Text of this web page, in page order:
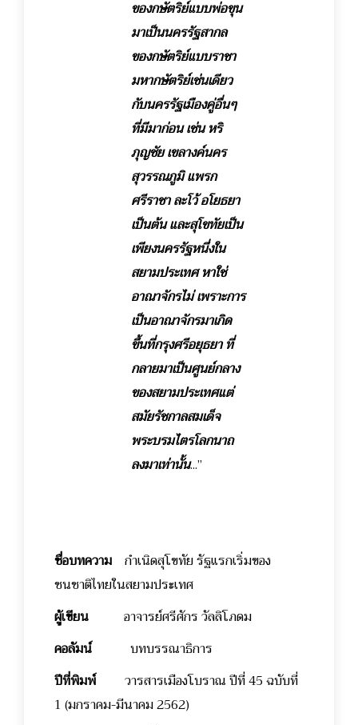
ของกษัตริย์แบบพ่อขุน
มาเป็นนครรัฐสากล
ของกษัตริย์แบบราชา
มหากษัตริย์เช่นเดียว
กับนครรัฐเมืองคู่อื่นๆ
ที่มีมาก่อน เช่น หริ
ภุญชัย เขลางค์นคร
สุวรรณภูมิ แพรก
ศรีราชา ละโว้ อโยธยา
เป็นต้น และสุโขทัยเป็น
เพียงนครรัฐหนึ่งใน
สยามประเทศ หาใช่
อาณาจักรไม่ เพราะการ
เป็นอาณาจักรมาเกิด
ขึ้นที่กรุงศรีอยุธยา ที่
กลายมาเป็นศูนย์กลาง
ของสยามประเทศแต่
สมัยรัชกาลสมเด็จ
พระบรมไตรโลกนาถ
ลงมาเท่านั้น...”
ชื่อบทความ กำเนิดสุโขทัย รัฐแรกเริ่มของ
ชนชาติไทยในสยามประเทศ
ผู้เขียน
อาจารย์ศรีศักร วัลลิโภดม
คอลัมน์ บทบรรณาธิการ
ปีที่พิมพ์วารสารเมืองโบราณ ปีที่ 45 ฉบับที่
1 (มกราคม-มีนาคม 2562)